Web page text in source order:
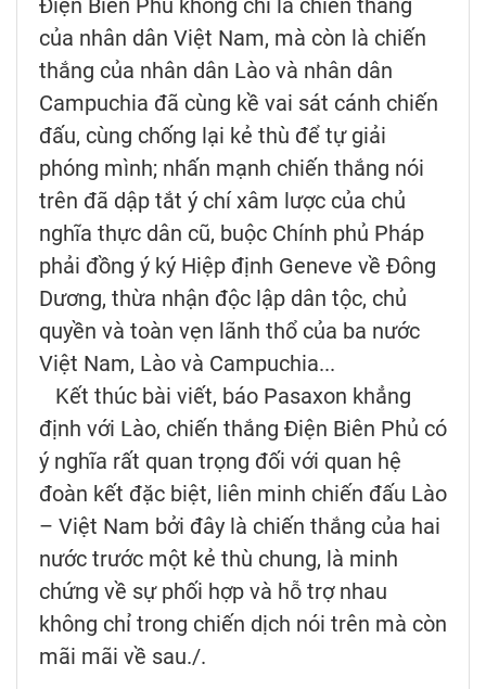
của nhân dân Việt Nam, mà còn là chiến
thắng của nhân dân Lào và nhân dân
Campuchia đã cùng kề vai sát cánh chiến
đấu, cùng chống lại kẻ thù để tự giải
phóng mình; nhấn mạnh chiến thắng nói
trên đã dập tắt ý chí xâm lược của chủ
nghĩa thực dân cũ, buộc Chính phủ Pháp
phải đồng ý ký Hiệp định Geneve về Đông
Dương, thừa nhận độc lập dân tộc, chủ
quyền và toàn vẹn lãnh thổ của ba nước
Việt Nam, Lào và Campuchia...
Kết thúc bài viết, báo Pasaxon khẳng
định với Lào, chiến thắng Điện Biên Phủ có
ý nghĩa rất quan trọng đối với quan hệ
đoàn kết đặc biệt, liên minh chiến đấu Lào
– Việt Nam bởi đây là chiến thắng của hai
nước trước một kẻ thù chung, là minh
chứng về sự phối hợp và hỗ trợ nhau
không chỉ trong chiến dịch nói trên mà còn
mãi mãi về sau./.